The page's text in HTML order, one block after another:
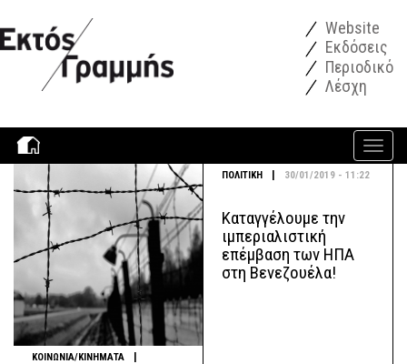
Website
Εκδόσεις
Περιοδικό
Λέσχη
Toggle
ΚΟΙΝΩΝΙΑ/ΚΙΝΗΜΑΤΑ |
ΠΟΛΙΤΙΚΗ 30/01/2019 - 11:22
Καταγγέλουμε την
ιμπεριαλιστική
επέμβαση των ΗΠΑ
στη Βενεζουέλα!